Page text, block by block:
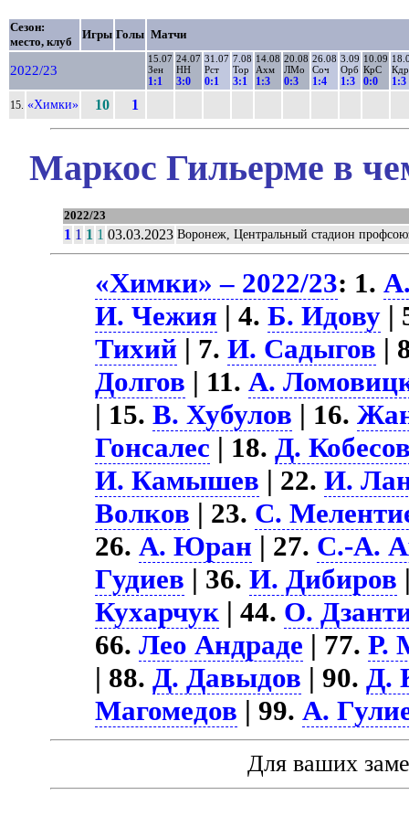
Сезон:
место, клуб
Игры Голы Матчи
2022/23
15.07
Зен
1:1
24.07
НН
3:0
31.07
Рст
0:1
7.08
Тор
3:1
14.08
Ахм
1:3
20.08
ЛМо
0:3
26.08
Соч
1:4
3.09
Орб
1:3
10.09
КрС
0:0
Кдр
1:3
15. «Химки» 10 1
Маркос Гильерме в
2022/23
1 1 1 1 03.03.2023 Воронеж, Центральный стадион
«Химки» – 2022/23: 1.
И. Чежия | 4.Б. Идову |
Тихий | 7.И. Садыгов |
Долгов | 11.А.
| 15.В. Хубулов | 16.
Гонсалес | 18.Д.
И. Камышев | 22.И.
Волков | 23. С.
26.А. Юран | 27. С.-А.
Гудиев | 36.И. Дибиров
Кухарчук | 44. О.
66.Лео Андраде | 77.Р.
| 88.Д. Давыдов | 90.Д.
Магомедов | 99.А.
Для ваших